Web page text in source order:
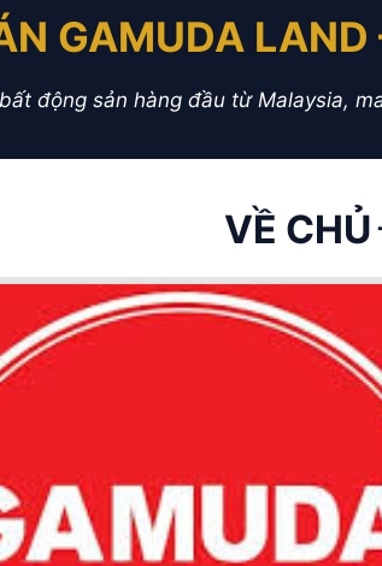
GAMUDA LAND
động sản hàng đầu từ Malaysia,
VỀ